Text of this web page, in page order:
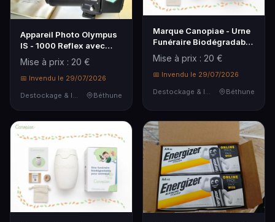
Appareil Photo Olympus
IS - 1000 Reflex avec
sacoche de Transport et
Docs - ( Teste
d'allumage Fonctionnel )
Mise à prix : 20 €
📅 Invendu le 29/07/2026
Destockage & Invendus
Béthune
Marque Canopiae - Urne
Funéraire Biodégradable
pour Animaux avec
Graines de Copalme
d'Amérique, Devient
Mise à prix : 20 €
📅 Invendu le 29/07/2026
Destockage & Invendus
Béthune